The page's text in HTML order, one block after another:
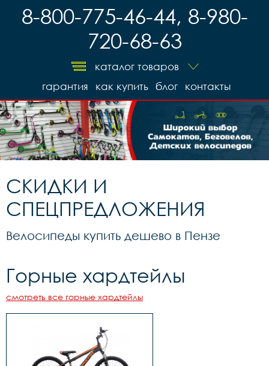
8-800-775-46-44, 8-980-
720-68-63
каталог товаров
контакты
блог
как купить
гарантия
СКИДКИ И
СПЕЦПРЕДЛОЖЕНИЯ
Велосипеды купить дешево в Пензе
Горные хардтейлы
смотреть все горные хардтейлы